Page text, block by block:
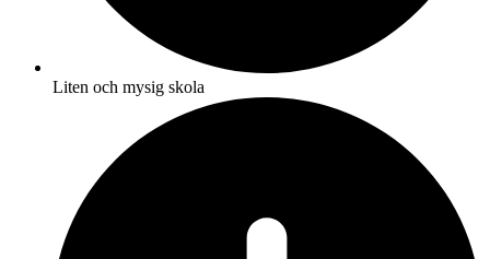
Liten och mysig skola